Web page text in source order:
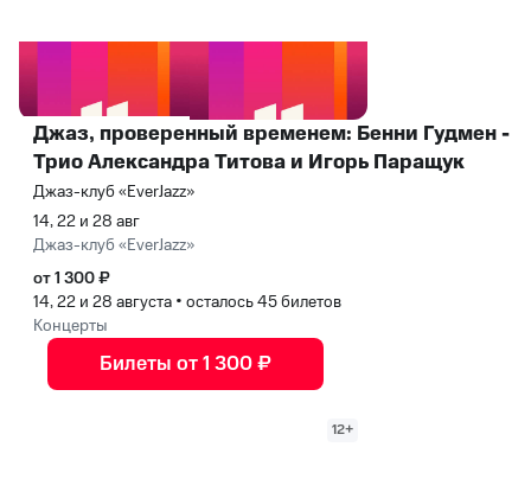
Джаз, проверенный временем: Бенни Гудмен -
Трио Александра Титова и Игорь Паращук
Джаз-клуб «EverJazz»
14, 22 и 28 авг
Джаз-клуб «EverJazz»
от 1 300 ₽
14, 22 и 28 августа • осталось 45 билетов
Концерты
Билеты от 1 300 ₽
12+